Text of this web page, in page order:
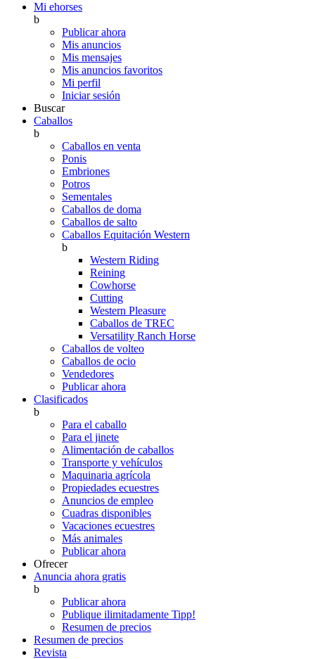
Mi ehorses
b
Publicar ahora
Mis anuncios
Mis mensajes
Mis anuncios favoritos
Mi perfil
Iniciar sesión
Buscar
Caballos
b
Caballos en venta
Ponis
Embriones
Potros
Sementales
Caballos de doma
Caballos de salto
Caballos Equitación Western
b
Western Riding
Reining
Cowhorse
Cutting
Western Pleasure
Caballos de TREC
Versatility Ranch Horse
Caballos de volteo
Caballos de ocio
Vendedores
Publicar ahora
Clasificados
b
Para el caballo
Para el jinete
Alimentación de caballos
Transporte y vehículos
Maquinaria agrícola
Propiedades ecuestres
Anuncios de empleo
Cuadras disponibles
Vacaciones ecuestres
Más animales
Publicar ahora
Ofrecer
Anuncia ahora gratis
b
Publicar ahora
Publique ilimitadamente Tipp!
Resumen de precios
Resumen de precios
Revista